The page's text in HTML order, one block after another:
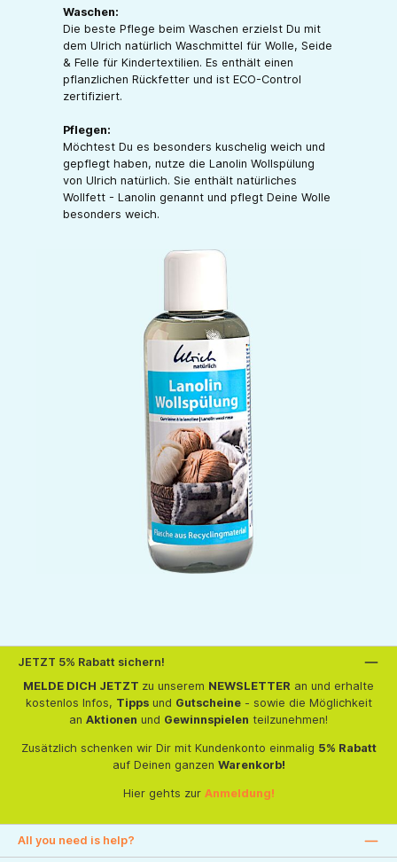
Waschen:
Die beste Pflege beim Waschen erzielst Du mit
dem Ulrich natürlich Waschmittel für Wolle, Seide
& Felle für Kindertextilien. Es enthält einen
pflanzlichen Rückfetter und ist ECO-Control
zertifiziert.
Pflegen:
Möchtest Du es besonders kuschelig weich und
gepflegt haben, nutze die Lanolin Wollspülung
von Ulrich natürlich. Sie enthält natürliches
Wollfett - Lanolin genannt und pflegt Deine Wolle
besonders weich.
JETZT 5% Rabatt sichern!
MELDE DICH JETZT zu unserem NEWSLETTER an und erhalte
kostenlos Infos, Tippsund Gutscheine- sowie die Möglichkeit
an Aktionen und Gewinnspielen teilzunehmen!
Zusätzlich schenken wir Dir mit Kundenkonto einmalig 5% Rabatt
auf Deinen ganzen Warenkorb!
Hier gehts zur Anmeldung!
All you need is help?